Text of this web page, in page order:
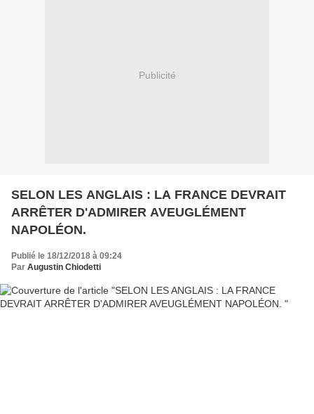
Publicité
SELON LES ANGLAIS : LA FRANCE DEVRAIT
ARRÊTER D'ADMIRER AVEUGLÉMENT
NAPOLÉON.
Publié le 18/12/2018 à 09:24
Par Augustin Chiodetti